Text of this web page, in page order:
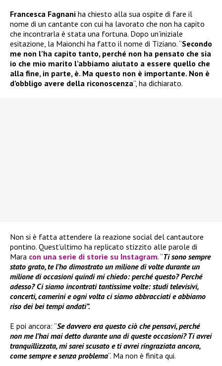
Francesca Fagnani ha chiesto alla sua ospite di fare il
nome di un cantante con cui ha lavorato che non ha capito
che incontrarla è stata una fortuna. Dopo un’iniziale
esitazione, la Maionchi ha fatto il nome di Tiziano. “Secondo
me non l’ha capito tanto, perché non ha pensato che sia
io che mio marito l’abbiamo aiutato a essere quello che
alla fine, in parte, è. Ma questo non è importante. Non è
d’obbligo avere della riconoscenza“, ha dichiarato.
Non si è fatta attendere la reazione social del cantautore
pontino. Quest’ultimo ha replicato stizzito alle parole di
Mara con una serie di storie su Instagram. “Ti sono sempre
stato grato, te l’ho dimostrato un milione di volte durante un
milione di occasioni quindi mi chiedo: perché questo? Perché
adesso? Ci siamo incontrati tantissime volte: studi televisivi,
concerti, camerini e ogni volta ci siamo abbracciati e abbiamo
riso dei bei tempi andati”.
E poi ancora: “Se davvero era questo ciò che pensavi, perché
non me l’hai mai detto durante una di queste occasioni? Ti avrei
tranquillizzata, mi sarei scusato e ti avrei ringraziata ancora,
come sempre e senza problema“. Ma non è finita qui.